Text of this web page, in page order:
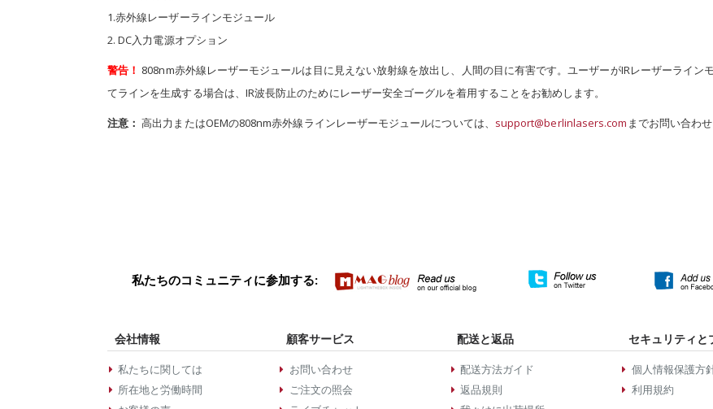
1.赤外線レーザーラインモジュール
2. DC入力電源オプション
警告！ 808nm赤外線レーザーモジュールは目に見えない放射線を放出し、人間の目に有害です。ユーザーがIRレーザーライン
てラインを生成する場合は、IR波長防止のためにレーザー安全ゴーグルを着用することをお勧めします。
注意： 高出力またはOEMの808nm赤外線ラインレーザーモジュールについては、 support@berlinlasers.com までお問い合わせ
私たちのコミュニティに参加する:
会社情報
私たちに関しては
所在地と労働時間
顧客サービス
お問い合わせ
ご注文の照会
配送と返品
配送方法ガイド
返品規則
セキュリティと
個人情報保護方
利用規約